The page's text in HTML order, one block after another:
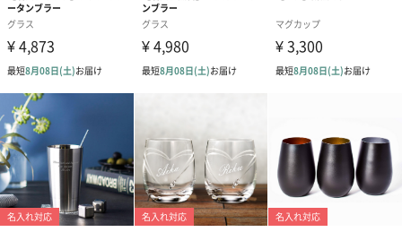
商品詳細情報
テーブルスプーン×2、テーブルフォーク×2、
(Cutipolオリジナルボックス入り）
素材
【ビアベッセル 】
原産国：日本
原材料：天然孟宗竹